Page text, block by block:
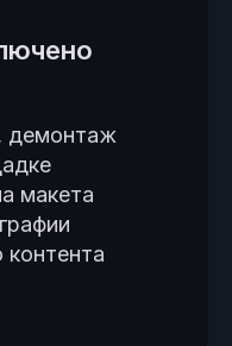
демонтаж
макета
контента